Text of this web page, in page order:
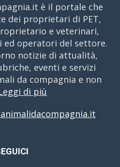
è il portale che
dei proprietari di PET,
e veterinari,
operatori del settore.
notizie di attualità,
eventi e servizi
da compagnia e non
di più